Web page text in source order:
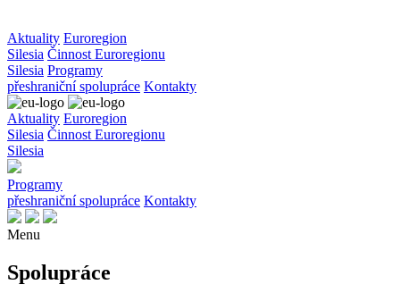
Aktuality Euroregion
Silesia Činnost Euroregionu
Silesia Programy
přeshraniční spolupráce Kontakty
Aktuality Euroregion
Silesia Činnost Euroregionu
Silesia
Programy
přeshraniční spolupráce Kontakty
Menu
Spolupráce